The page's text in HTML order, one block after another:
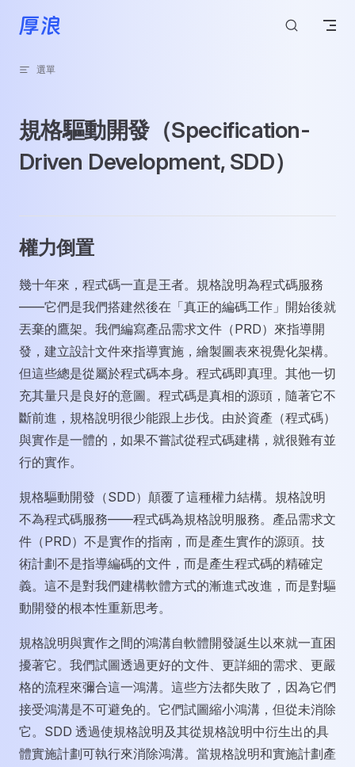
跳轉到內容
選單
規格驅動開發（Specification-
Driven Development, SDD）
權力倒置
幾十年來，程式碼一直是王者。規格說明為程式碼服務
——它們是我們搭建然後在「真正的編碼工作」開始後就
丟棄的鷹架。我們編寫產品需求文件（PRD）來指導開
發，建立設計文件來指導實施，繪製圖表來視覺化架構。
但這些總是從屬於程式碼本身。程式碼即真理。其他一切
充其量只是良好的意圖。程式碼是真相的源頭，隨著它不
斷前進，規格說明很少能跟上步伐。由於資產（程式碼）
與實作是一體的，如果不嘗試從程式碼建構，就很難有並
行的實作。
規格驅動開發（SDD）顛覆了這種權力結構。規格說明
不為程式碼服務——程式碼為規格說明服務。產品需求文
件（PRD）不是實作的指南，而是產生實作的源頭。技
術計劃不是指導編碼的文件，而是產生程式碼的精確定
義。這不是對我們建構軟體方式的漸進式改進，而是對驅
動開發的根本性重新思考。
規格說明與實作之間的鴻溝自軟體開發誕生以來就一直困
擾著它。我們試圖透過更好的文件、更詳細的需求、更嚴
格的流程來彌合這一鴻溝。這些方法都失敗了，因為它們
接受鴻溝是不可避免的。它們試圖縮小鴻溝，但從未消除
它。SDD 透過使規格說明及其從規格說明中衍生出的具
體實施計劃可執行來消除鴻溝。當規格說明和實施計劃產